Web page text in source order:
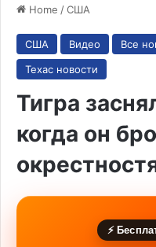
Home /США
США Видео Все
Техас новости
Тигра
когда он
⚡